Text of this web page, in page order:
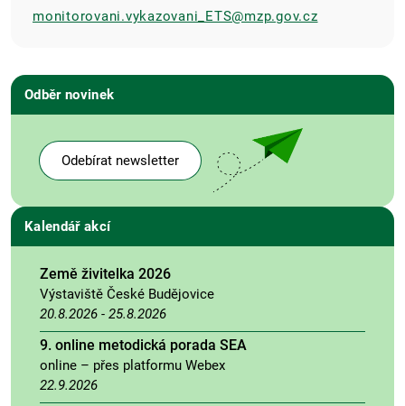
monitorovani.vykazovani_ETS@mzp.gov.cz
Odběr novinek
Odebírat newsletter
Kalendář akcí
Země živitelka 2026
Výstaviště České Budějovice
20.8.2026 - 25.8.2026
9. online metodická porada SEA
online – přes platformu Webex
22.9.2026